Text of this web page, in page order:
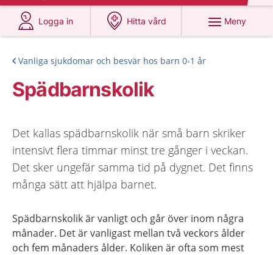
Logga in
på 1177.se
Hitta vård
på 1177.se
Meny
Vanliga sjukdomar och besvär hos barn 0-1 år
Spädbarnskolik
Det kallas spädbarnskolik när små barn skriker
intensivt flera timmar minst tre gånger i veckan.
Det sker ungefär samma tid på dygnet. Det finns
många sätt att hjälpa barnet.
Spädbarnskolik är vanligt och går över inom några
månader. Det är vanligast mellan två veckors ålder
och fem månaders ålder. Koliken är ofta som mest